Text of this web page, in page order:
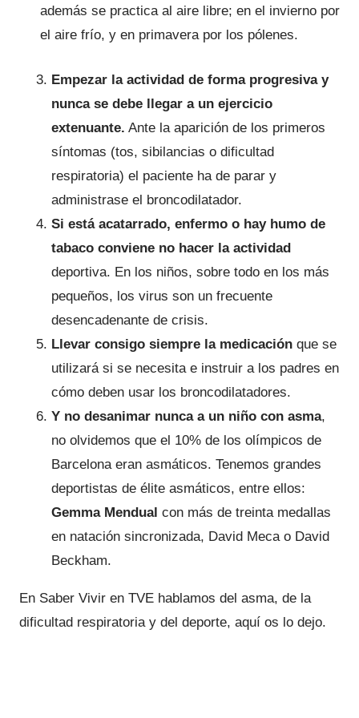
además se practica al aire libre; en el invierno por
el aire frío, y en primavera por los pólenes.
Empezar la actividad de forma progresiva y
nunca se debe llegar a un ejercicio
extenuante. Ante la aparición de los primeros
síntomas (tos, sibilancias o dificultad
respiratoria) el paciente ha de parar y
administrase el broncodilatador.
Si está acatarrado, enfermo o hay humo de
tabaco conviene no hacer la actividad
deportiva. En los niños, sobre todo en los más
pequeños, los virus son un frecuente
desencadenante de crisis.
Llevar consigo siempre la medicación que se
utilizará si se necesita e instruir a los padres en
cómo deben usar los broncodilatadores.
Y no desanimar nunca a un niño con asma,
no olvidemos que el 10% de los olímpicos de
Barcelona eran asmáticos. Tenemos grandes
deportistas de élite asmáticos, entre ellos:
Gemma Mendual con más de treinta medallas
en natación sincronizada, David Meca o David
Beckham.
En Saber Vivir en TVE hablamos del asma, de la
dificultad respiratoria y del deporte, aquí os lo dejo.